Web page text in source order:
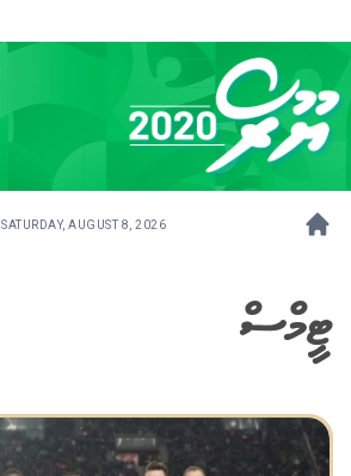
SATURDAY, AUGUST 8, 2026
ޓީމްސް